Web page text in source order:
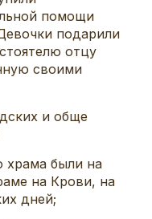
помощи
подарили
отцу
своими
и обще
храма были на
на Крови, на
дней;